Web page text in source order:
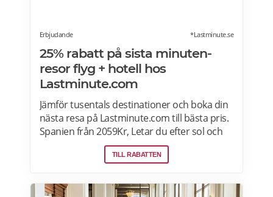
Erbjudande *Lastminute.se
25% rabatt på sista minuten-
resor flyg + hotell hos
Lastminute.com
Jämför tusentals destinationer och boka din
nästa resa på Lastminute.com till bästa pris.
Spanien från 2059Kr, Letar du efter sol och
hav? Boka flyg + hotell på Lastminute.com
och koppla av i sanden. Läs mer om aktuella
Lastminute.com här.
TILL RABATTEN